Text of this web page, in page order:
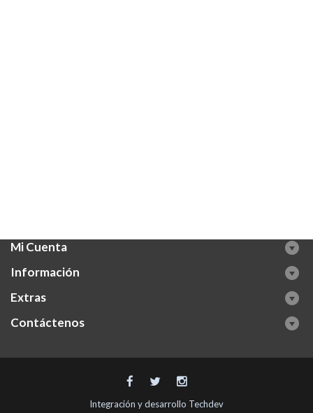
Mi Cuenta
Información
Extras
Contáctenos
Integración y desarrollo Techdev